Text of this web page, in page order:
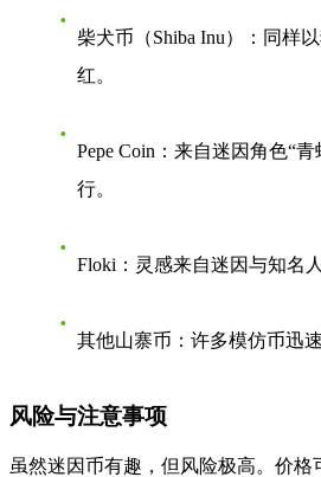
柴犬币（Shiba Inu）
：同样
红。
Pepe Coin ：来自迷因角色“
行。
Floki ：灵感来自迷因与知名
其他山寨币 ：许多模仿币迅
风险与注意事项
虽然迷因币有趣，但风险极高。价格